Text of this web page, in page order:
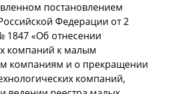
постановлением
Федерации от 2
1847 «Об отнесении
компаний к малым
компаниям и о прекращении
компаний,